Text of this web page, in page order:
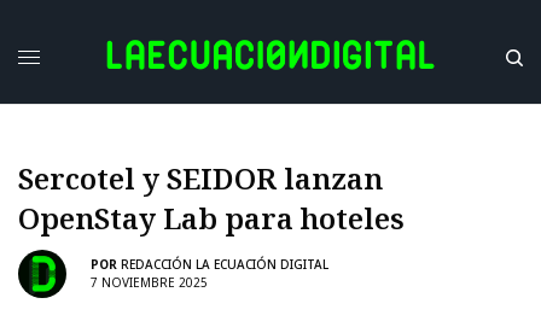
Sercotel y SEIDOR lanzan
OpenStay Lab para hoteles
POR REDACCIÓN LA ECUACIÓN DIGITAL
7 NOVIEMBRE 2025